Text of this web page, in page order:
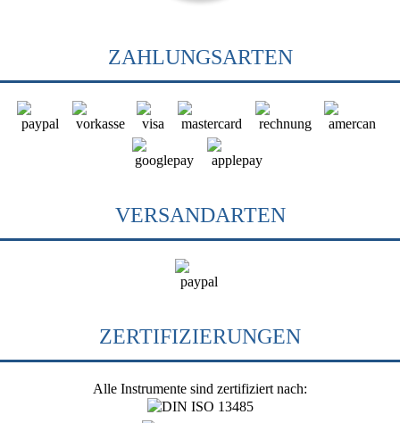
ZAHLUNGSARTEN
VERSANDARTEN
ZERTIFIZIERUNGEN
Alle Instrumente sind zertifiziert nach: